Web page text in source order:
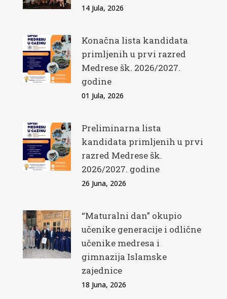
14 Jula, 2026
Konačna lista kandidata
primljenih u prvi razred
Medrese šk. 2026/2027.
godine
01 Jula, 2026
Preliminarna lista
kandidata primljenih u prvi
razred Medrese šk.
2026/2027. godine
26 Juna, 2026
“Maturalni dan” okupio
učenike generacije i odlične
učenike medresa i
gimnazija Islamske
zajednice
18 Juna, 2026